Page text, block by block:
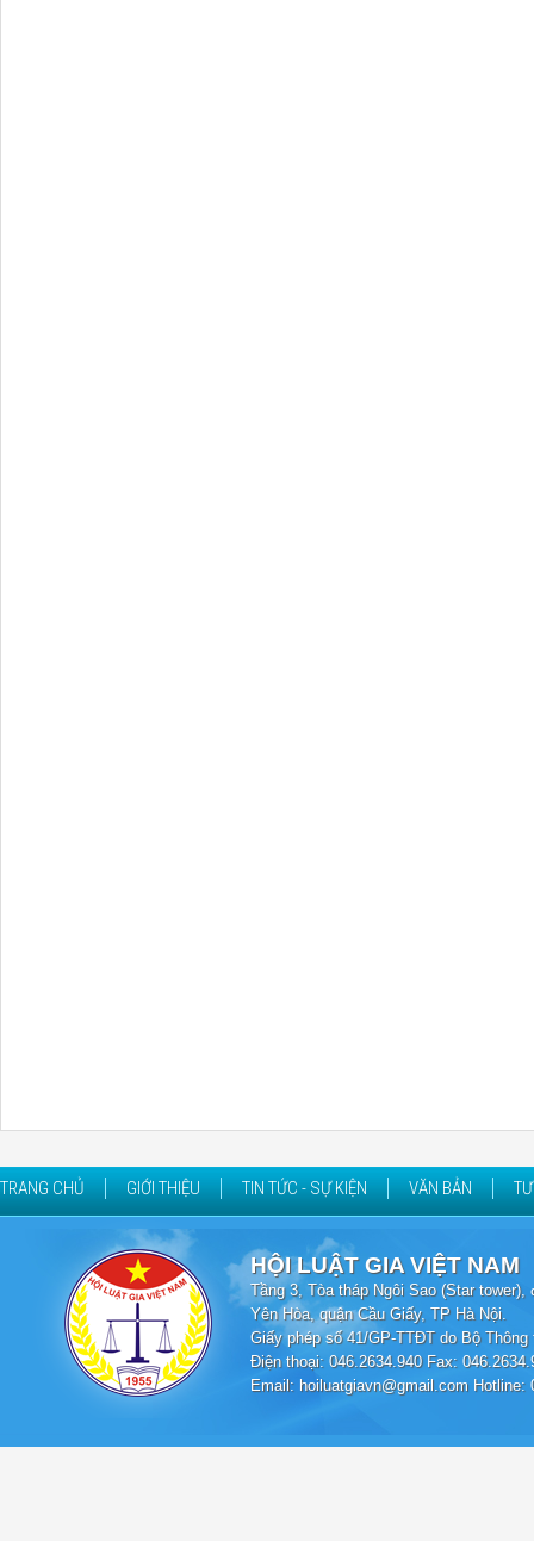
TRANG CHỦ GIỚI THIỆU TIN TỨC - SỰ KIỆN VĂN BẢN
HỘI LUẬT GIA VIỆT NAM
Tầng 3, Tòa tháp Ngôi Sao (Star
Yên Hòa, quận Cầu Giấy, TP Hà Nội.
Giấy phép số 41/GP-TTĐT do Bộ
Điện thoại: 046.2634.940 Fax:
Email: hoiluatgiavn@gmail.com Hotline: